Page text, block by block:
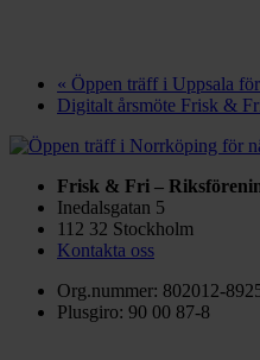
« Öppen träff i Uppsala
Digitalt årsmöte Frisk &
Frisk & Fri –
Inedalsgatan 5
112 32 Stockholm
Kontakta oss
Org.nummer: 802012-
Plusgiro: 90 00 87-8